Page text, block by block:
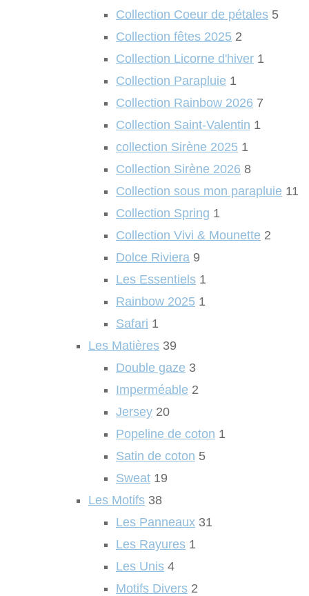
Collection Coeur de pétales 5
Collection fêtes 2025 2
Collection Licorne d'hiver 1
Collection Parapluie 1
Collection Rainbow 2026 7
Collection Saint-Valentin 1
collection Sirène 2025 1
Collection Sirène 2026 8
Collection sous mon parapluie 11
Collection Spring 1
Collection Vivi & Mounette 2
Dolce Riviera 9
Les Essentiels 1
Rainbow 2025 1
Safari 1
Les Matières 39
Double gaze 3
Imperméable 2
Jersey 20
Popeline de coton 1
Satin de coton 5
Sweat 19
Les Motifs 38
Les Panneaux 31
Les Rayures 1
Les Unis 4
Motifs Divers 2